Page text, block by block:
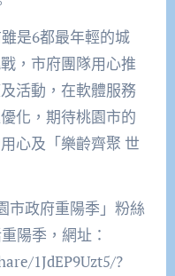
是6都最年輕的城
，市府團隊用心推
活動，在軟體服務
化，期待桃園市的
心及「樂齡齊聚 世
市政府重陽季」粉絲
陽季，網址：
1JdEP9Uzt5/?